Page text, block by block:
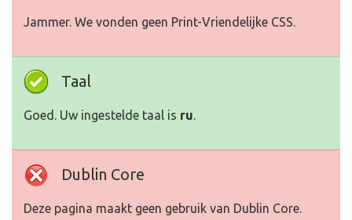
Jammer. We vonden geen Print-Vriendelijke CSS.
Taal
Goed. Uw ingestelde taal is ru.
Dublin Core
Deze pagina maakt geen gebruik van Dublin Core.